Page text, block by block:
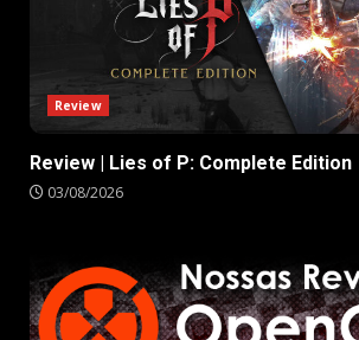
Review
Review | Lies of P: Complete Edition
03/08/2026